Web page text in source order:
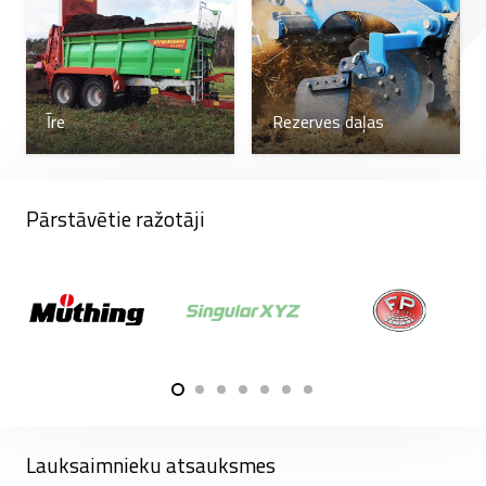
iespēja, strādājot vecās fermās vai citās vietās, kur
liels izkliedētājs nav piemērots.
Strautmann barības sadalītājiem nav lielu prasību
attiecībā uz jaudīgu traktoru. Vienkāršais
savienojums, izmantojot kardāna piedziņu,
traktoru. Šī ir laba izvēle tiem, kam nav jaudīga
Iegādājoties jaunu barības dozatoru, varat
izvēlēties sev vēlamo izmēru, un vēlāk, palielinoties
sānu pagarinājumus, kas ievērojami palielina tā
dozatora un tādējādi vienlaikus barot lielāku skaitu
Īre Rezerves daļas
Pārstāvētie ražotāji
Lauksaimnieku atsauksmes